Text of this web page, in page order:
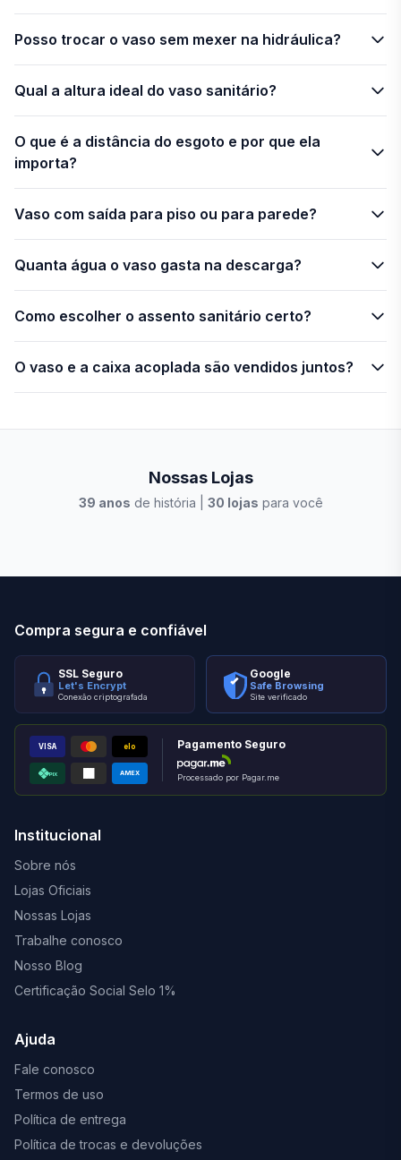
Posso trocar o vaso sem mexer na hidráulica?
Qual a altura ideal do vaso sanitário?
O que é a distância do esgoto e por que ela
importa?
Vaso com saída para piso ou para parede?
Quanta água o vaso gasta na descarga?
Como escolher o assento sanitário certo?
O vaso e a caixa acoplada são vendidos juntos?
Nossas Lojas
39 anos de história | 30 lojas para você
Compra segura e confiável
SSL Seguro
Let's Encrypt
Conexão criptografada
Google
Safe Browsing
Site verificado
VISA elo
PIX AMEX
Pagamento Seguro
Processado por Pagar.me
Institucional
Sobre nós
Lojas Oficiais
Nossas Lojas
Trabalhe conosco
Nosso Blog
Certificação Social Selo 1%
Ajuda
Fale conosco
Termos de uso
Política de entrega
Política de trocas e devoluções